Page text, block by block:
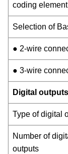
coding element
Selection of
● 2-wire
● 3-wire
Digital outputs
Type of digital
Number of
outputs